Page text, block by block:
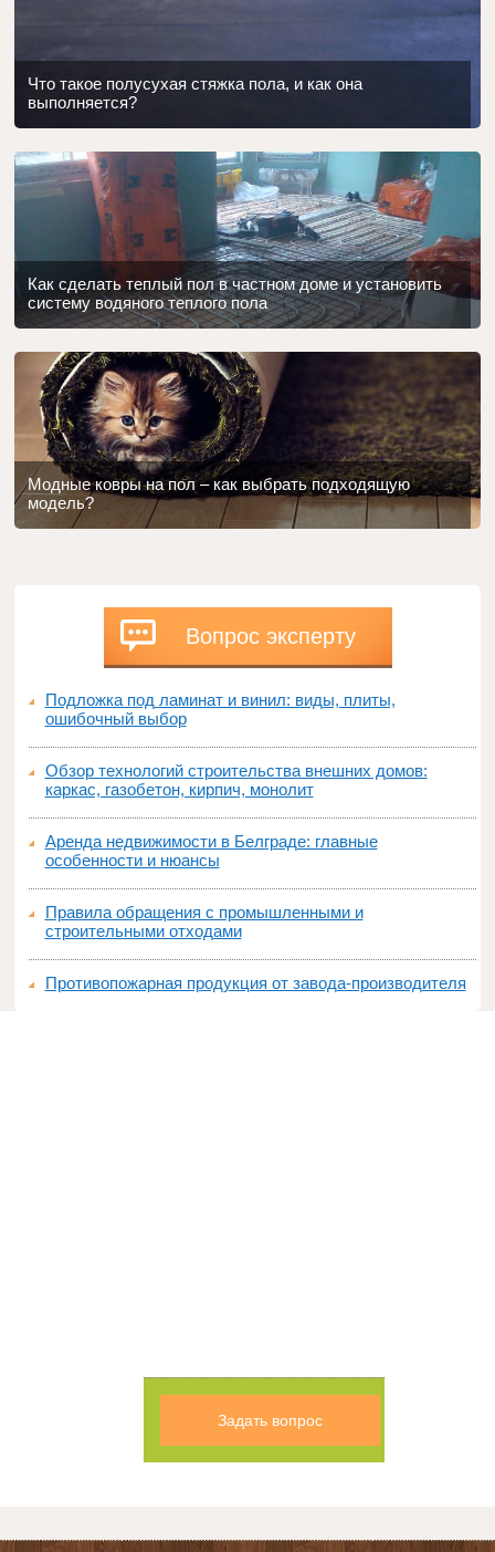
Что такое полусухая стяжка пола, и как она
выполняется?
Как сделать теплый пол в частном доме и установить
систему водяного теплого пола
Модные ковры на пол – как выбрать подходящую
модель?
Вопрос эксперту
Подложка под ламинат и винил: виды, плиты,
ошибочный выбор
Обзор технологий строительства внешних домов:
каркас, газобетон, кирпич, монолит
Аренда недвижимости в Белграде: главные
особенности и нюансы
Правила обращения с промышленными и
строительными отходами
Противопожарная продукция от завода-производителя
Задать вопрос